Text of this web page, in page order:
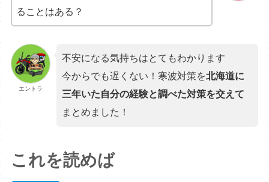
ることはある？
エントラ
不安になる気持ちはとてもわかります
今からでも遅くない！寒波対策を北海道に
三年いた自分の経験と調べた対策を交えて
まとめました！
これを読めば